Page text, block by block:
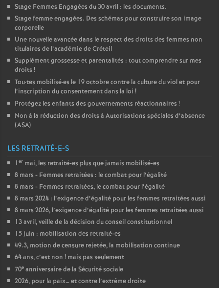
Stage Femmes Engagées du 30 avril : les documents.
Stage femme engagées. Des schémas pour construire son image
corporelle
Une nouvelle avancée dans le respect des droits des femmes non
titulaires de l’académie de Créteil
Supplément grossesse et parentalités : tout comprendre sur mes
droits !
Tou·tes mobilisé·es le 19 octobre contre la culture du viol et pour
l’inscription du consentement dans la loi !
Protégez les enfants des gouvernements réactionnaires !
Non à la réduction des droits à Autorisations spéciales d’absence
(ASA)
LES RETRAITÉ-E-S
1 er mai, les retraité-es plus que jamais mobilisé-es
8 mars - Femmes retraitées : le combat pour l’égalité
8 mars - Femmes retraitées, le combat pour l’égalité
8 mars 2024 : l’exigence d’égalité pour les femmes retraitées aussi
8 mars 2026, l’exigence d’égalité pour les femmes retraitées aussi
13 avril, veille de la décision du conseil constitutionnel
15 juin : mobilisation des retraité-es
49.3, motion de censure rejetée, la mobilisation continue
64 ans, c’est non ! mais pas seulement
70e anniversaire de la Sécurité sociale
2026, pour la paix… et contre l’extrême droite